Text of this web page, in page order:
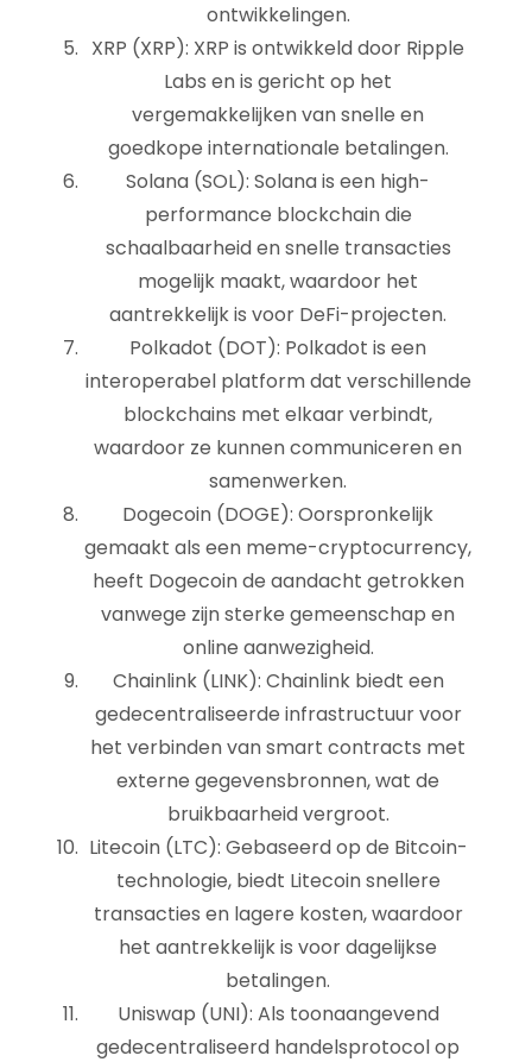
ontwikkelingen.
XRP (XRP): XRP is ontwikkeld door Ripple
Labs en is gericht op het
vergemakkelijken van snelle en
goedkope internationale betalingen.
Solana (SOL): Solana is een high-
performance blockchain die
schaalbaarheid en snelle transacties
mogelijk maakt, waardoor het
aantrekkelijk is voor DeFi-projecten.
Polkadot (DOT): Polkadot is een
interoperabel platform dat verschillende
blockchains met elkaar verbindt,
waardoor ze kunnen communiceren en
samenwerken.
Dogecoin (DOGE): Oorspronkelijk
gemaakt als een meme-cryptocurrency,
heeft Dogecoin de aandacht getrokken
vanwege zijn sterke gemeenschap en
online aanwezigheid.
Chainlink (LINK): Chainlink biedt een
gedecentraliseerde infrastructuur voor
het verbinden van smart contracts met
externe gegevensbronnen, wat de
bruikbaarheid vergroot.
Litecoin (LTC): Gebaseerd op de Bitcoin-
technologie, biedt Litecoin snellere
transacties en lagere kosten, waardoor
het aantrekkelijk is voor dagelijkse
betalingen.
Uniswap (UNI): Als toonaangevend
gedecentraliseerd handelsprotocol op